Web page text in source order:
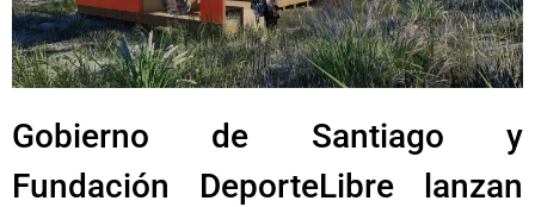
Gobierno de Santiago y
Fundación DeporteLibre lanzan